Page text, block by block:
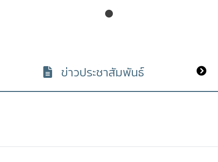
ข่าวประชาสัมพันธ์